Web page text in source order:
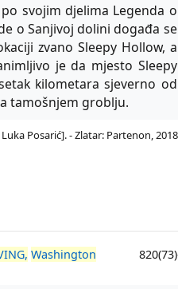
svojim djelima Legenda o
o Sanjivoj dolini događa se
zvano Sleepy Hollow, a
je da mjesto Sleepy
kilometara sjeverno od
tamošnjem groblju.
Posarić]. - Zlatar: Partenon,
Washington